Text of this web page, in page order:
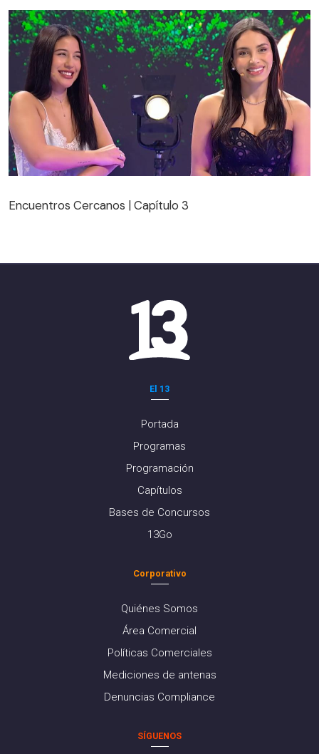
Encuentros Cercanos | Capítulo 3
El 13
Portada
Programas
Programación
Capítulos
Bases de Concursos
13Go
Corporativo
Quiénes Somos
Área Comercial
Políticas Comerciales
Mediciones de antenas
Denuncias Compliance
SÍGUENOS